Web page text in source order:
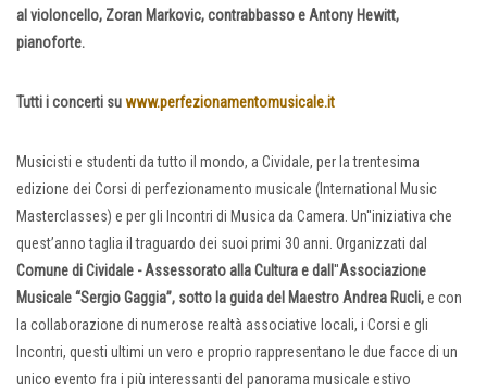
al violoncello, Zoran Markovic,contrabbasso e Antony Hewitt,
pianoforte.
Tutti i concerti suwww.perfezionamentomusicale.it
Musicisti e studenti da tutto il mondo, a Cividale, per la trentesima
edizione dei Corsi di perfezionamento musicale (International Music
Masterclasses) e per gli Incontri di Musica da Camera. Un''iniziativa che
quest’anno taglia il traguardo dei suoi primi 30 anni. Organizzati dal
Comune di Cividale - Assessorato alla Cultura e dall ''Associazione
Musicale “Sergio Gaggia”, sotto la guida del Maestro Andrea Rucli,e con
la collaborazione di numerose realtà associative locali, i Corsi e gli
Incontri, questi ultimi un vero e proprio rappresentano le due facce di un
unico evento fra i più interessanti del panorama musicale estivo